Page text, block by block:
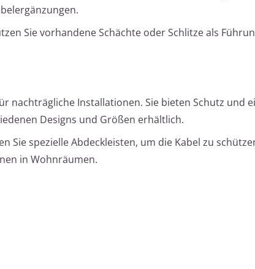
Sie vorhandene Schächte oder Schlitze als
nachträgliche Installationen. Sie bieten Schutz und
Designs und Größen erhältlich.
Sie spezielle Abdeckleisten, um die Kabel zu
in Wohnräumen.